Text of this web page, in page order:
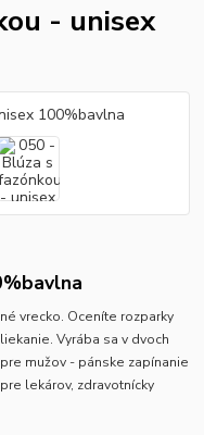
- unisex
vrecko. Oceníte rozparky
Vyrába sa v dvoch
mužov - pánske zapínanie
lekárov, zdravotnícky